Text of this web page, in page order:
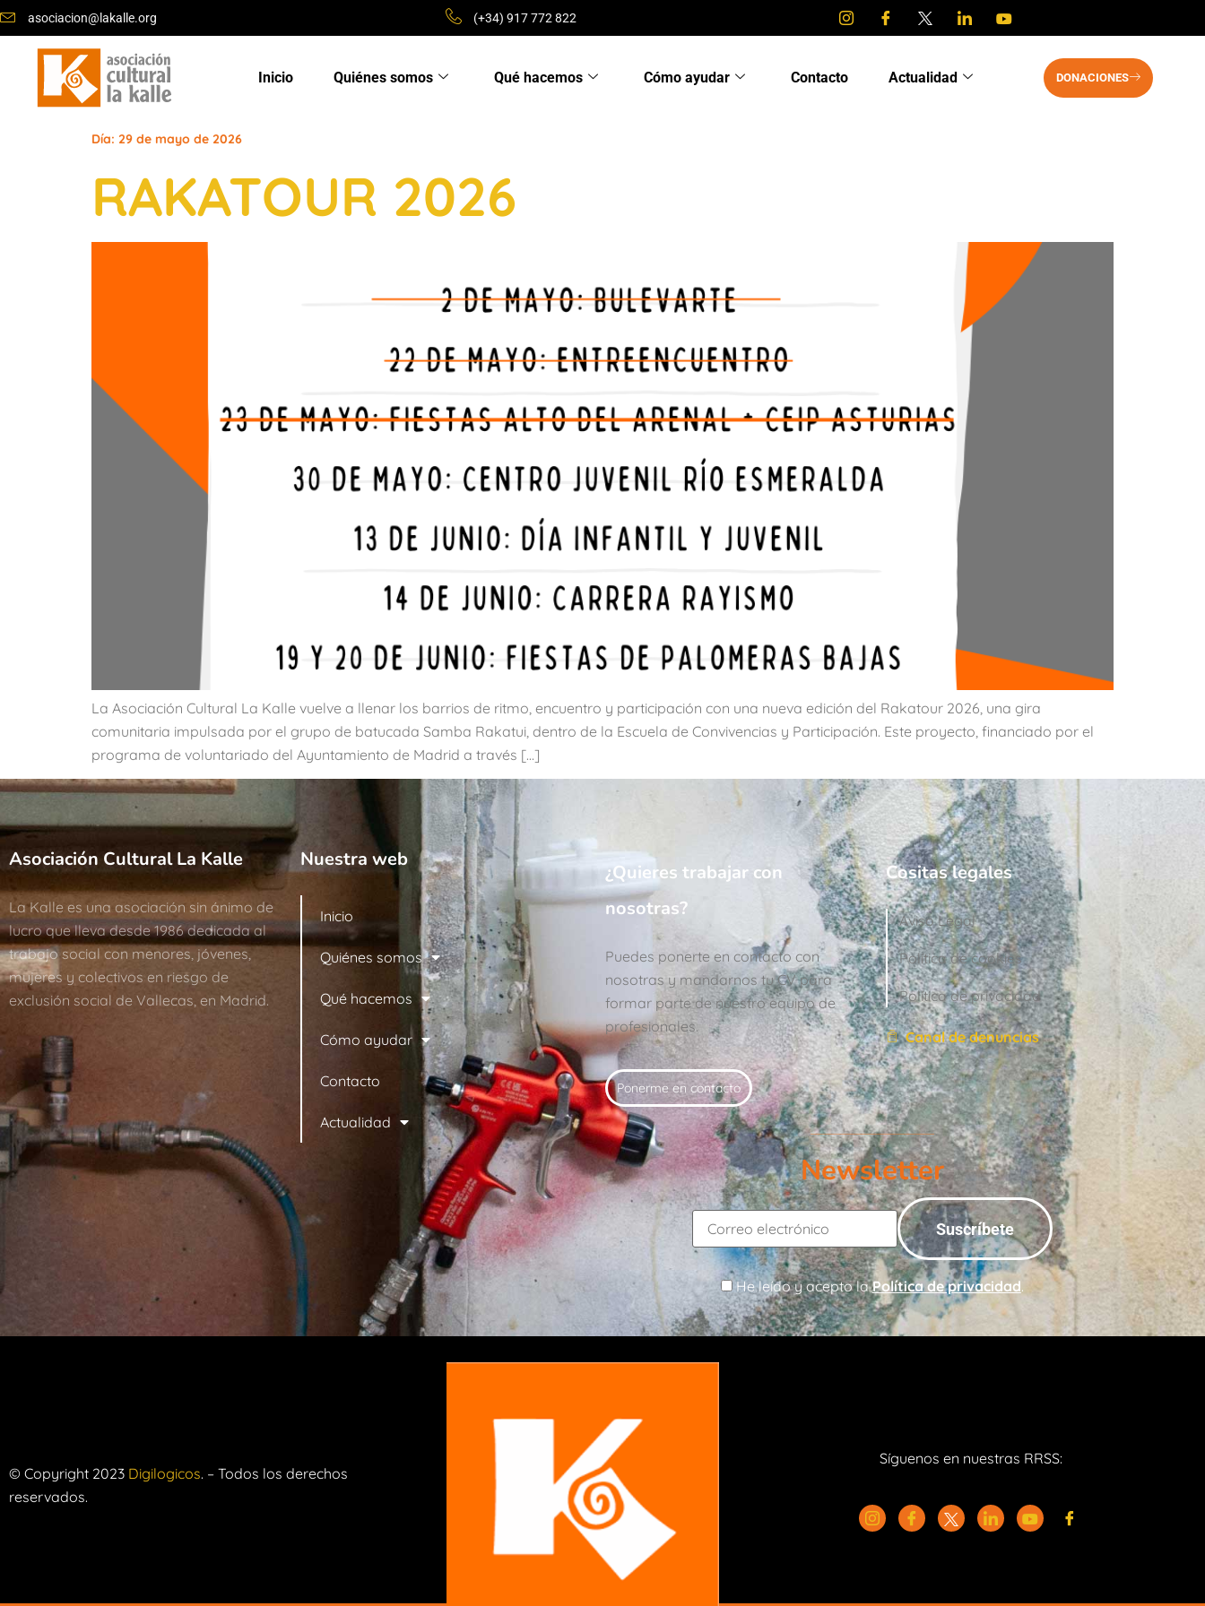
asociacion@lakalle.org (+34) 917 772 822
Inicio Quiénes somos Qué hacemos Cómo ayudar Contacto Actualidad DONACIONES
Día: 29 de mayo de 2026
RAKATOUR 2026
La Asociación Cultural La Kalle vuelve a llenar los barrios de ritmo, encuentro y participación con una nueva edición del Rakatour 2026, una gira
comunitaria impulsada por el grupo de batucada Samba Rakatui, dentro de la Escuela de Convivencias y Participación. Este proyecto, financiado por el
programa de voluntariado del Ayuntamiento de Madrid a través […]
Asociación Cultural La Kalle
La Kalle es una asociación sin ánimo de
lucro que lleva desde 1986 dedicada al
trabajo social con menores, jóvenes,
mujeres y colectivos en riesgo de
exclusión social de Vallecas, en Madrid.
Nuestra web
Inicio
Quiénes somos
Qué hacemos
Cómo ayudar
Contacto
Actualidad
¿Quieres trabajar con
nosotras?
Puedes ponerte en contacto con
nosotras y mandarnos tu CV para
formar parte de nuestro equipo de
profesionales.
Ponerme en contacto
Cositas legales
Aviso Legal
Política de cookies
Política de privacidad
Canal de denuncias
Newsletter
He leído y acepto laPolítica de privacidad.
© Copyright 2023 Digilogicos. – Todos los derechos
reservados.
Síguenos en nuestras RRSS: